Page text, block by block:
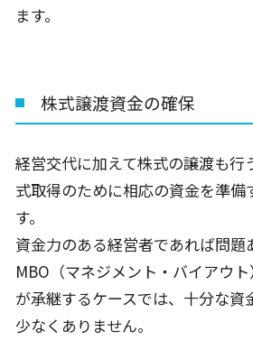
ます。
株式譲渡資金の確保
経営交代に加えて株式の譲渡も行
式取得のために相応の資金を準備
す。
資金力のある経営者であれば問題
MBO （マネジメント・バイアウ
が承継するケースでは、十分な資
少なくありません。